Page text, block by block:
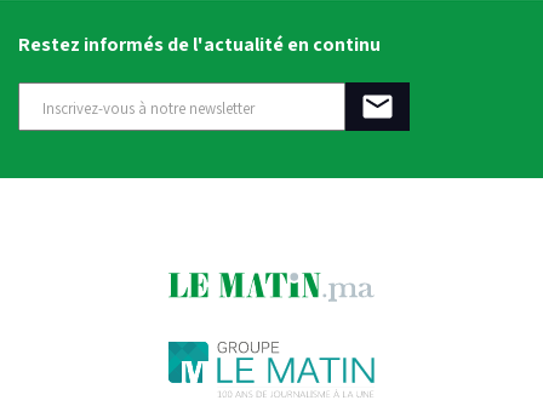
Restez informés de l'actualité en continu